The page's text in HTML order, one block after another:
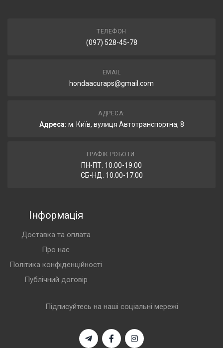
ТЕЛЕФОН
(097) 528-45-78
EMAIL
hondaacuraps@gmail.com
АДРЕСА:
Адреса: м. Київ, вулиця Автотранспортна, 8
ГРАФІК РОБОТИ:
ПН-ПТ: 10:00-19:00
СБ-НД: 10:00-17:00
Інформація
Доставка та оплата
Про нас
Політика конфіденційності
Публічний договір
Підписуйтесь на наші соціальні мережі